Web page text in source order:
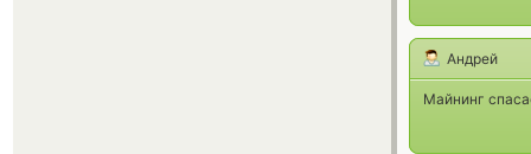
Андрей
Майнинг